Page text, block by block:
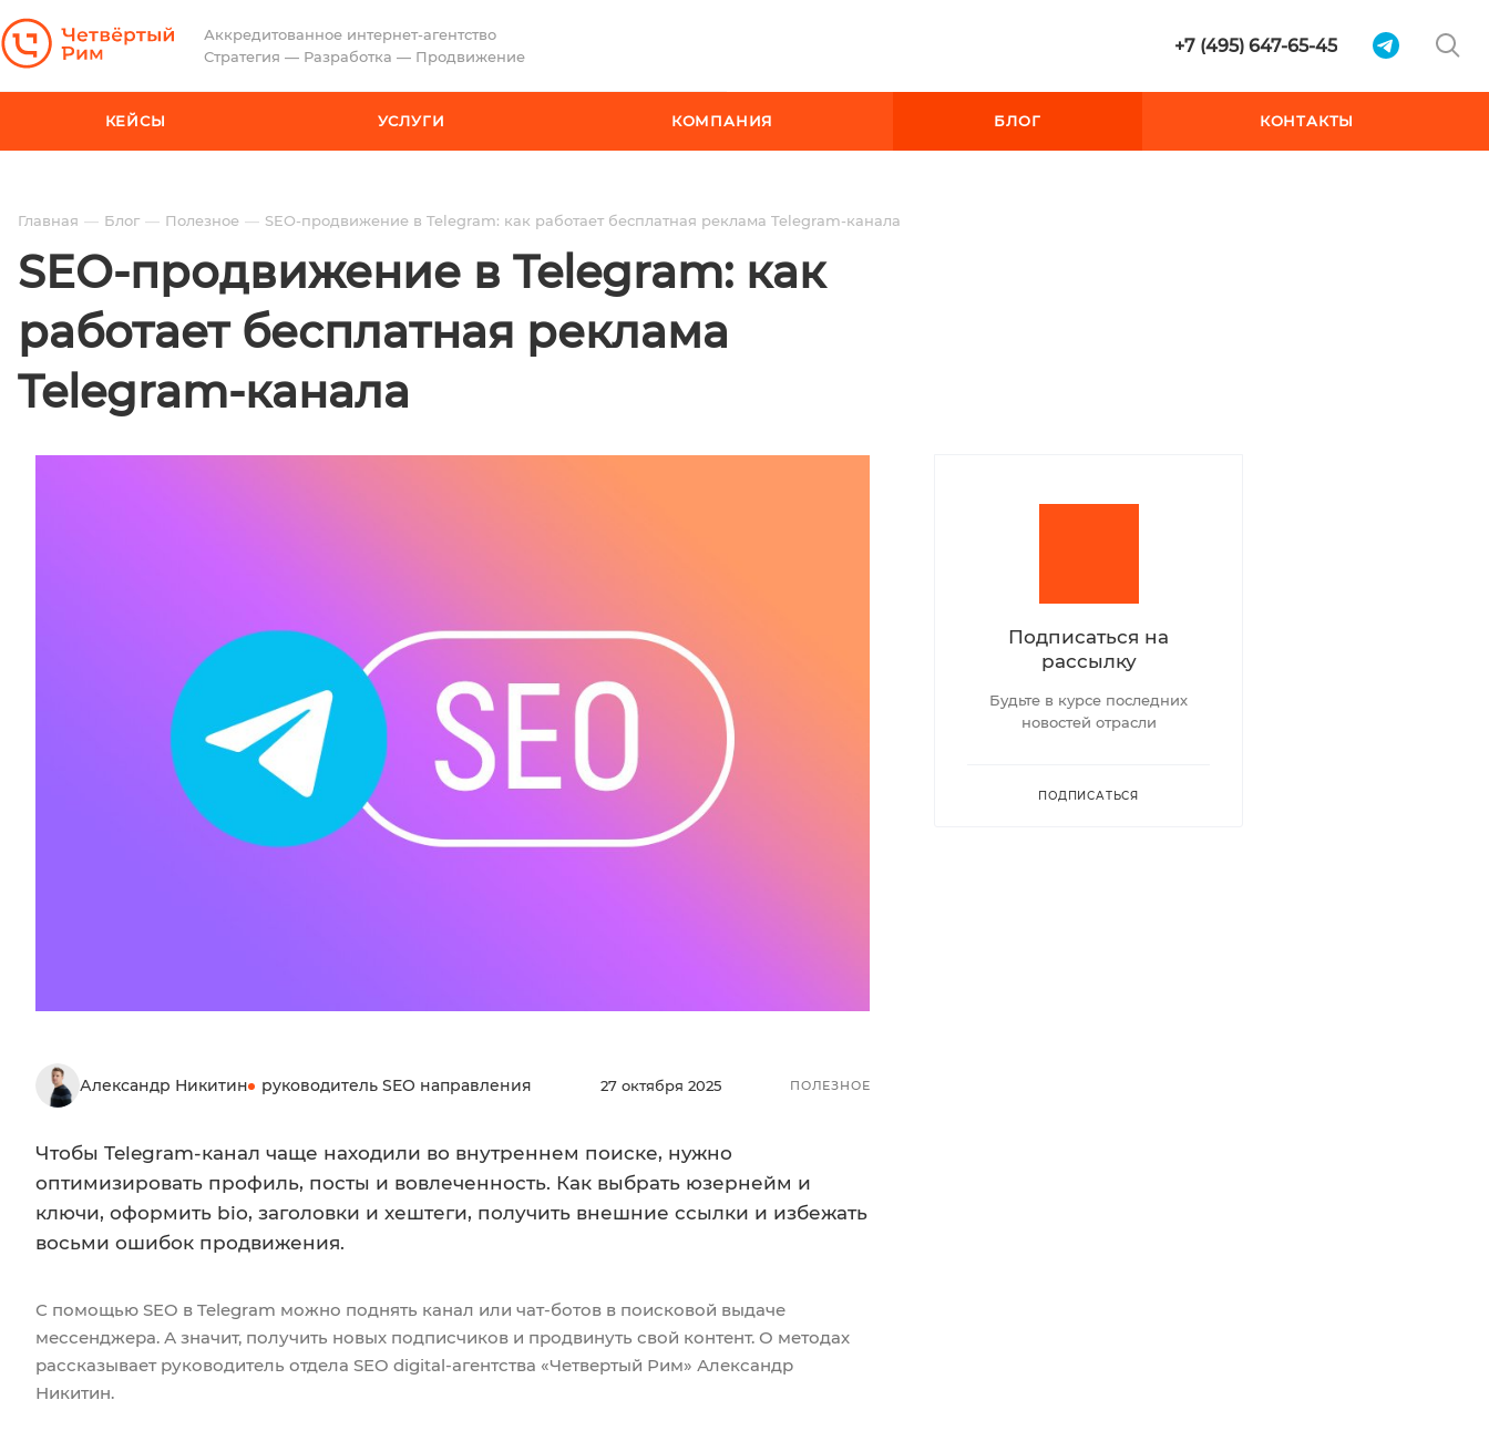
Аккредитованное интернет-агентство
Стратегия — Разработка — Продвижение
+7 (495) 647-65-45
КЕЙСЫ УСЛУГИ КОМПАНИЯ БЛОГ КОНТАКТЫ
Главная Блог Полезное SEO-продвижение в Telegram: как работает бесплатная реклама Telegram-канала
SEO-продвижение в Telegram: как
работает бесплатная реклама
Telegram-канала
Александр Никитин руководитель SEO направления 27 октября 2025 ПОЛЕЗНОЕ
Чтобы Telegram-канал чаще находили во внутреннем поиске, нужно
оптимизировать профиль, посты и вовлеченность. Как выбрать юзернейм и
ключи, оформить bio, заголовки и хештеги, получить внешние ссылки и избежать
восьми ошибок продвижения.
С помощью SEO в Telegram можно поднять канал или чат-ботов в поисковой выдаче
мессенджера. А значит, получить новых подписчиков и продвинуть свой контент. О методах
рассказывает руководитель отдела SEO digital-агентства «Четвертый Рим» Александр
Никитин.
Подписаться на
рассылку
Будьте в курсе последних
новостей отрасли
ПОДПИСАТЬСЯ